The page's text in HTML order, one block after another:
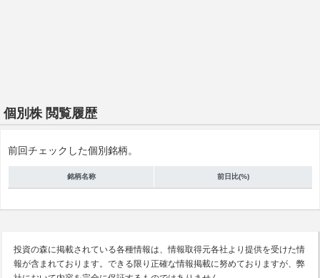
個別株 閲覧履歴
前回チェックした個別銘柄。
銘柄名称 前日比(%)
投資の森に掲載されている各種情報は、情報取得元各社より提供を受けた情
報が含まれております。できる限り正確な情報掲載に努めておりますが、弊